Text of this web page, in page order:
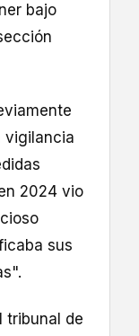
bajo
vigilancia
2024 vio
sus
tribunal de